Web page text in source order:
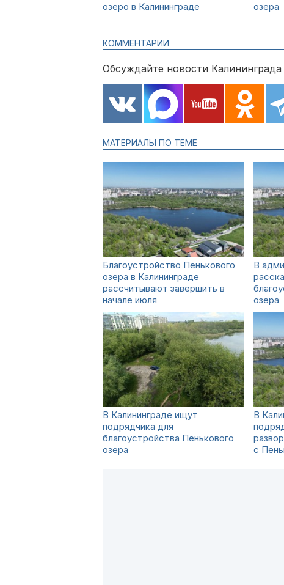
озеро в Калининграде
озера
КОММЕНТАРИИ
Обсуждайте новости
МАТЕРИАЛЫ ПО ТЕМЕ
Благоустройство Пенькового
озера в Калининграде
рассчитывают завершить в
начале июля
В
озера
В Калининграде ищут
подрядчика для
благоустройства Пенькового
озера
В
с